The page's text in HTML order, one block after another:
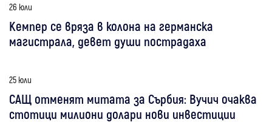
26 юли
Кемпер се вряза в колона на германска
магистрала, девет души пострадаха
25 юли
САЩ отменят митата за Сърбия: Вучич очаква
стотици милиони долари нови инвестиции